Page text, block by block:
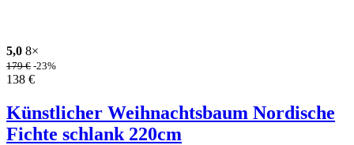
5,0 8×
179€ -23%
138 €
Künstlicher Weihnachtsbaum Nordische
Fichte schlank 220cm